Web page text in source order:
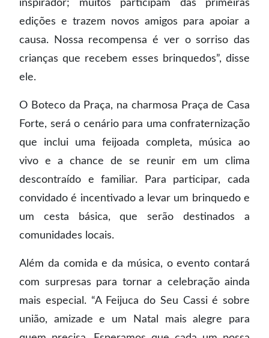
inspirador; muitos participam das primeiras
edições e trazem novos amigos para apoiar a
causa. Nossa recompensa é ver o sorriso das
crianças que recebem esses brinquedos”, disse
ele.
O Boteco da Praça, na charmosa Praça de Casa
Forte, será o cenário para uma confraternização
que inclui uma feijoada completa, música ao
vivo e a chance de se reunir em um clima
descontraído e familiar. Para participar, cada
convidado é incentivado a levar um brinquedo e
um cesta básica, que serão destinados a
comunidades locais.
Além da comida e da música, o evento contará
com surpresas para tornar a celebração ainda
mais especial. “A Feijuca do Seu Cassi é sobre
união, amizade e um Natal mais alegre para